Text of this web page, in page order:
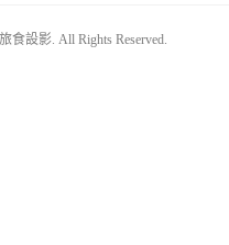
食設影. All Rights Reserved.